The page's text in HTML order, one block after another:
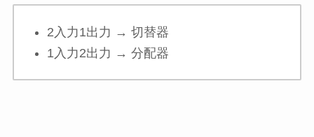
2入力1出力 → 切替器
1入力2出力 → 分配器